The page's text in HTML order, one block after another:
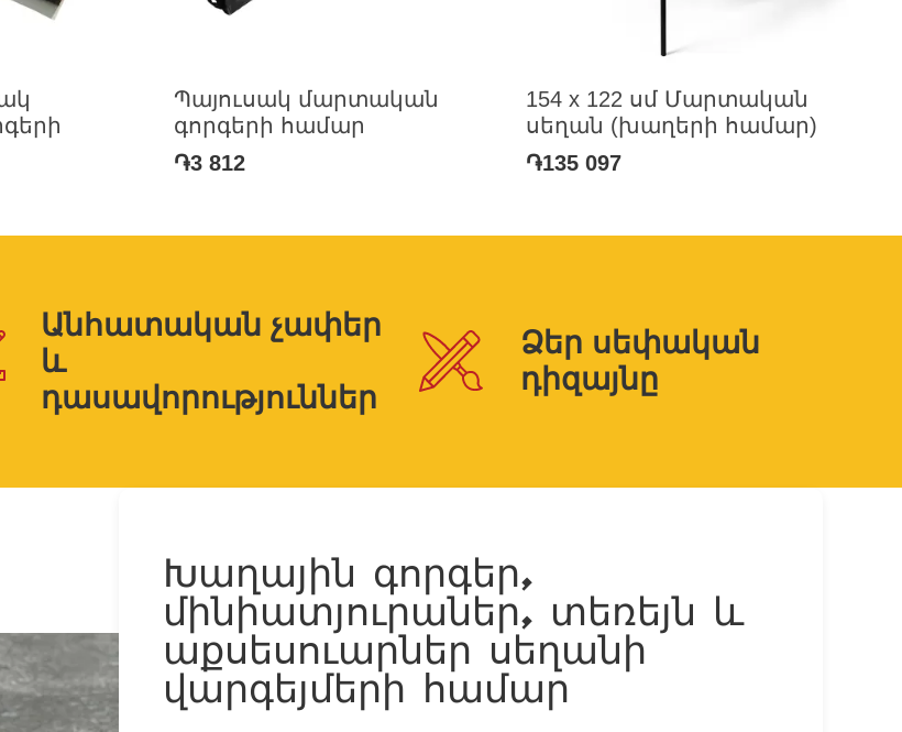
Պայուսակ մարտական
գորգերի համար
֏3 812
154 x 122 սմ Մարտական
սեղան (խաղերի համար)
֏135 097
Անհատական չափեր
և
դասավորություններ
Ձեր սեփական
դիզայնը
Խաղային գորգեր,
մինիատյուրաներ, տեռեյն և
աքսեսուարներ սեղանի
վարգեյմերի համար